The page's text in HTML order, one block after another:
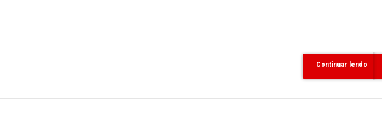
Continuar lendo